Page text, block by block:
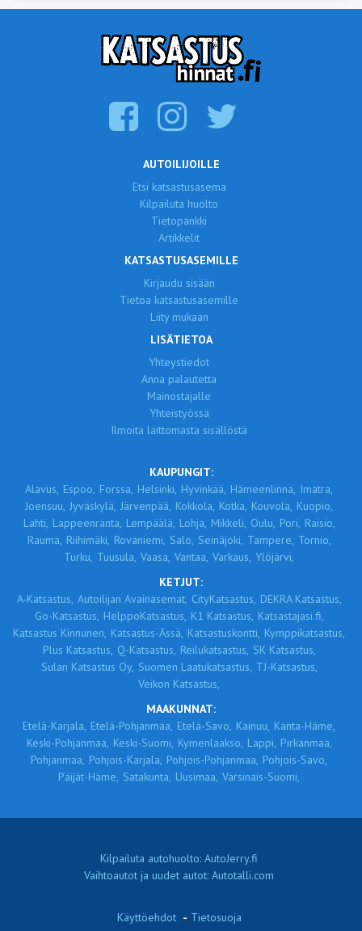
AUTOILIJOILLE
Etsi katsastusasema
Kilpailuta huolto
Tietopankki
Artikkelit
KATSASTUSASEMILLE
Kirjaudu sisään
Tietoa katsastusasemille
Liity mukaan
LISÄTIETOA
Yhteystiedot
Anna palautetta
Mainostajalle
Yhteistyössä
Ilmoita laittomasta sisällöstä
KAUPUNGIT:
Alavus, Espoo, Forssa, Helsinki, Hyvinkää, Hämeenlinna, Imatra,
Joensuu, Jyväskylä, Järvenpää, Kokkola, Kotka, Kouvola, Kuopio,
Lahti, Lappeenranta, Lempäälä, Lohja, Mikkeli, Oulu, Pori, Raisio,
Rauma, Riihimäki, Rovaniemi, Salo, Seinäjoki, Tampere, Tornio,
Turku, Tuusula, Vaasa, Vantaa, Varkaus, Ylöjärvi,
KETJUT:
A-Katsastus, Autoilijan Avainasemat, CityKatsastus, DEKRA Katsastus,
Go-Katsastus, HelppoKatsastus, K1 Katsastus, Katsastajasi.fi,
Katsastus Kinnunen, Katsastus-Ässä, Katsastuskontti, Kymppikatsastus,
Plus Katsastus, Q-Katsastus, Reilukatsastus, SK Katsastus,
Sulan Katsastus Oy, Suomen Laatukatsastus, TJ-Katsastus,
Veikon Katsastus,
MAAKUNNAT:
Etelä-Karjala, Etelä-Pohjanmaa, Etelä-Savo, Kainuu, Kanta-Häme,
Keski-Pohjanmaa, Keski-Suomi, Kymenlaakso, Lappi, Pirkanmaa,
Pohjanmaa, Pohjois-Karjala, Pohjois-Pohjanmaa, Pohjois-Savo,
Päijät-Häme, Satakunta, Uusimaa, Varsinais-Suomi,
Kilpailuta autohuolto: AutoJerry.fi
Vaihtoautot ja uudet autot: Autotalli.com
Käyttöehdot - Tietosuoja